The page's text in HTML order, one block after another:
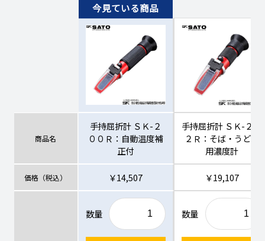
商品名
手持屈折計 ＳＫ-２
００Ｒ：自動温度補
正付
手持屈折計 ＳＫ-２０
２Ｒ：そば・うどん
用濃度計
価格（税込） ￥14,507 ￥19,107
数量 数量